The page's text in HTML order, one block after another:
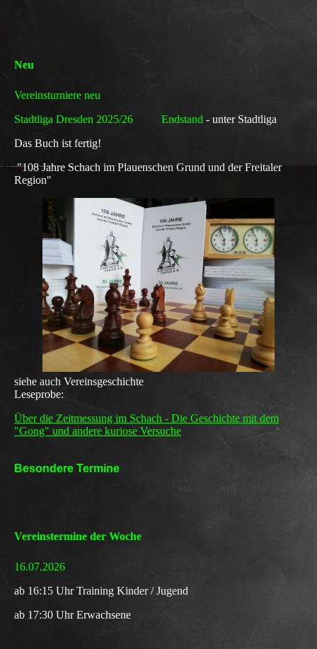
Neu
Vereinsturniere neu
Stadtliga Dresden 2025/26 Endstand - unter Stadtliga
Das Buch ist fertig!
"108 Jahre Schach im Plauenschen Grund und der Freitaler
Region"
siehe auch Vereinsgeschichte
Leseprobe:
Über die Zeitmessung im Schach - Die Geschichte mit dem
"Gong" und andere kuriose Versuche
Besondere Termine
Vereinstermine der Woche
16.07.2026
ab 16:15 Uhr Training Kinder / Jugend
ab 17:30 Uhr Erwachsene